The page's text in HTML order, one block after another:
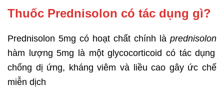
Thuốc Prednisolon có tác dụng gì?
Prednisolon 5mg có hoạt chất chính là prednisolon
hàm lượng 5mg là một glycocorticoid có tác dụng
chống dị ứng, kháng viêm và liều cao gây ức chế
miễn dịch